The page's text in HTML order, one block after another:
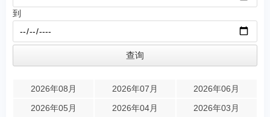
到
2026年08月 2026年07月
2026年06月
2026年05月
2026年04月
2026年03月